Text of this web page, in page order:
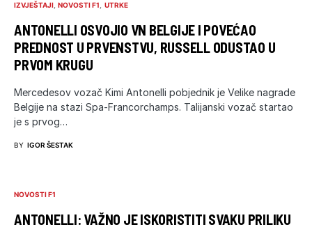
IZVJEŠTAJI NOVOSTI F1 UTRKE
ANTONELLI OSVOJIO VN BELGIJE I POVEĆAO
PREDNOST U PRVENSTVU, RUSSELL ODUSTAO U
PRVOM KRUGU
Mercedesov vozač Kimi Antonelli pobjednik je Velike nagrade
Belgije na stazi Spa-Francorchamps. Talijanski vozač startao
je s prvog…
BY IGOR ŠESTAK
NOVOSTI F1
ANTONELLI: VAŽNO JE ISKORISTITI SVAKU PRILIKU